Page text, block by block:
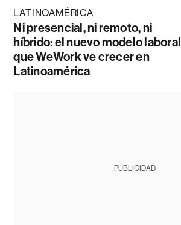
LATINOAMÉRICA
Ni presencial, ni remoto, ni
híbrido: el nuevo modelo laboral
que WeWork ve crecer en
Latinoamérica
PUBLICIDAD